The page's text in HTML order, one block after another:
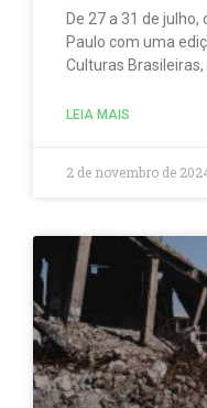
De 27 a 31 de
Paulo com uma
Culturas
LEIA MAIS
2 de novembro de